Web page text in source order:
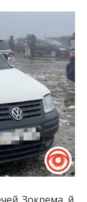
Зокрема, й